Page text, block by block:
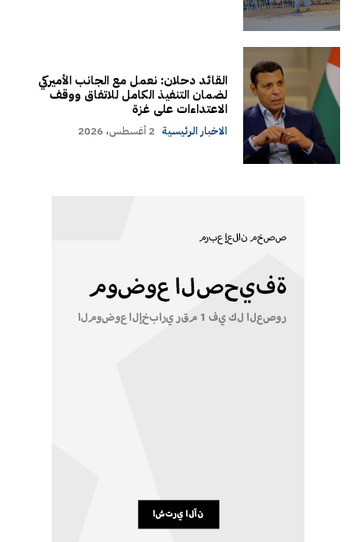
القائد دحلان: نعمل مع الجانب الأميركي
لضمان التنفيذ الكامل للاتفاق ووقف
الاعتداءات على غزة
الاخبار الرئيسية 2 أغسطس، 2026